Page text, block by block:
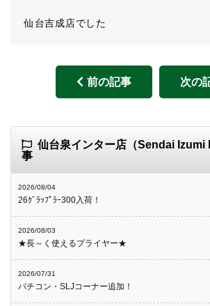
仙台吉成店でした
前の記事 次の
仙台泉インター店（Sendai Izumi
事
2026/08/04
26ｸﾞﾗｯﾌﾟﾗｰ300入荷！
2026/08/03
★長～く使えるプライヤー★
2026/07/31
バチコン・SLJコーナー追加！